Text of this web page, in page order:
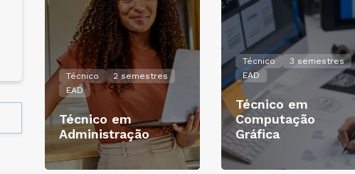
Técnico
2 semestres
EAD
Técnico em
Administração
Técnico
3 semestres
EAD
Técnico em
Computação
Gráfica